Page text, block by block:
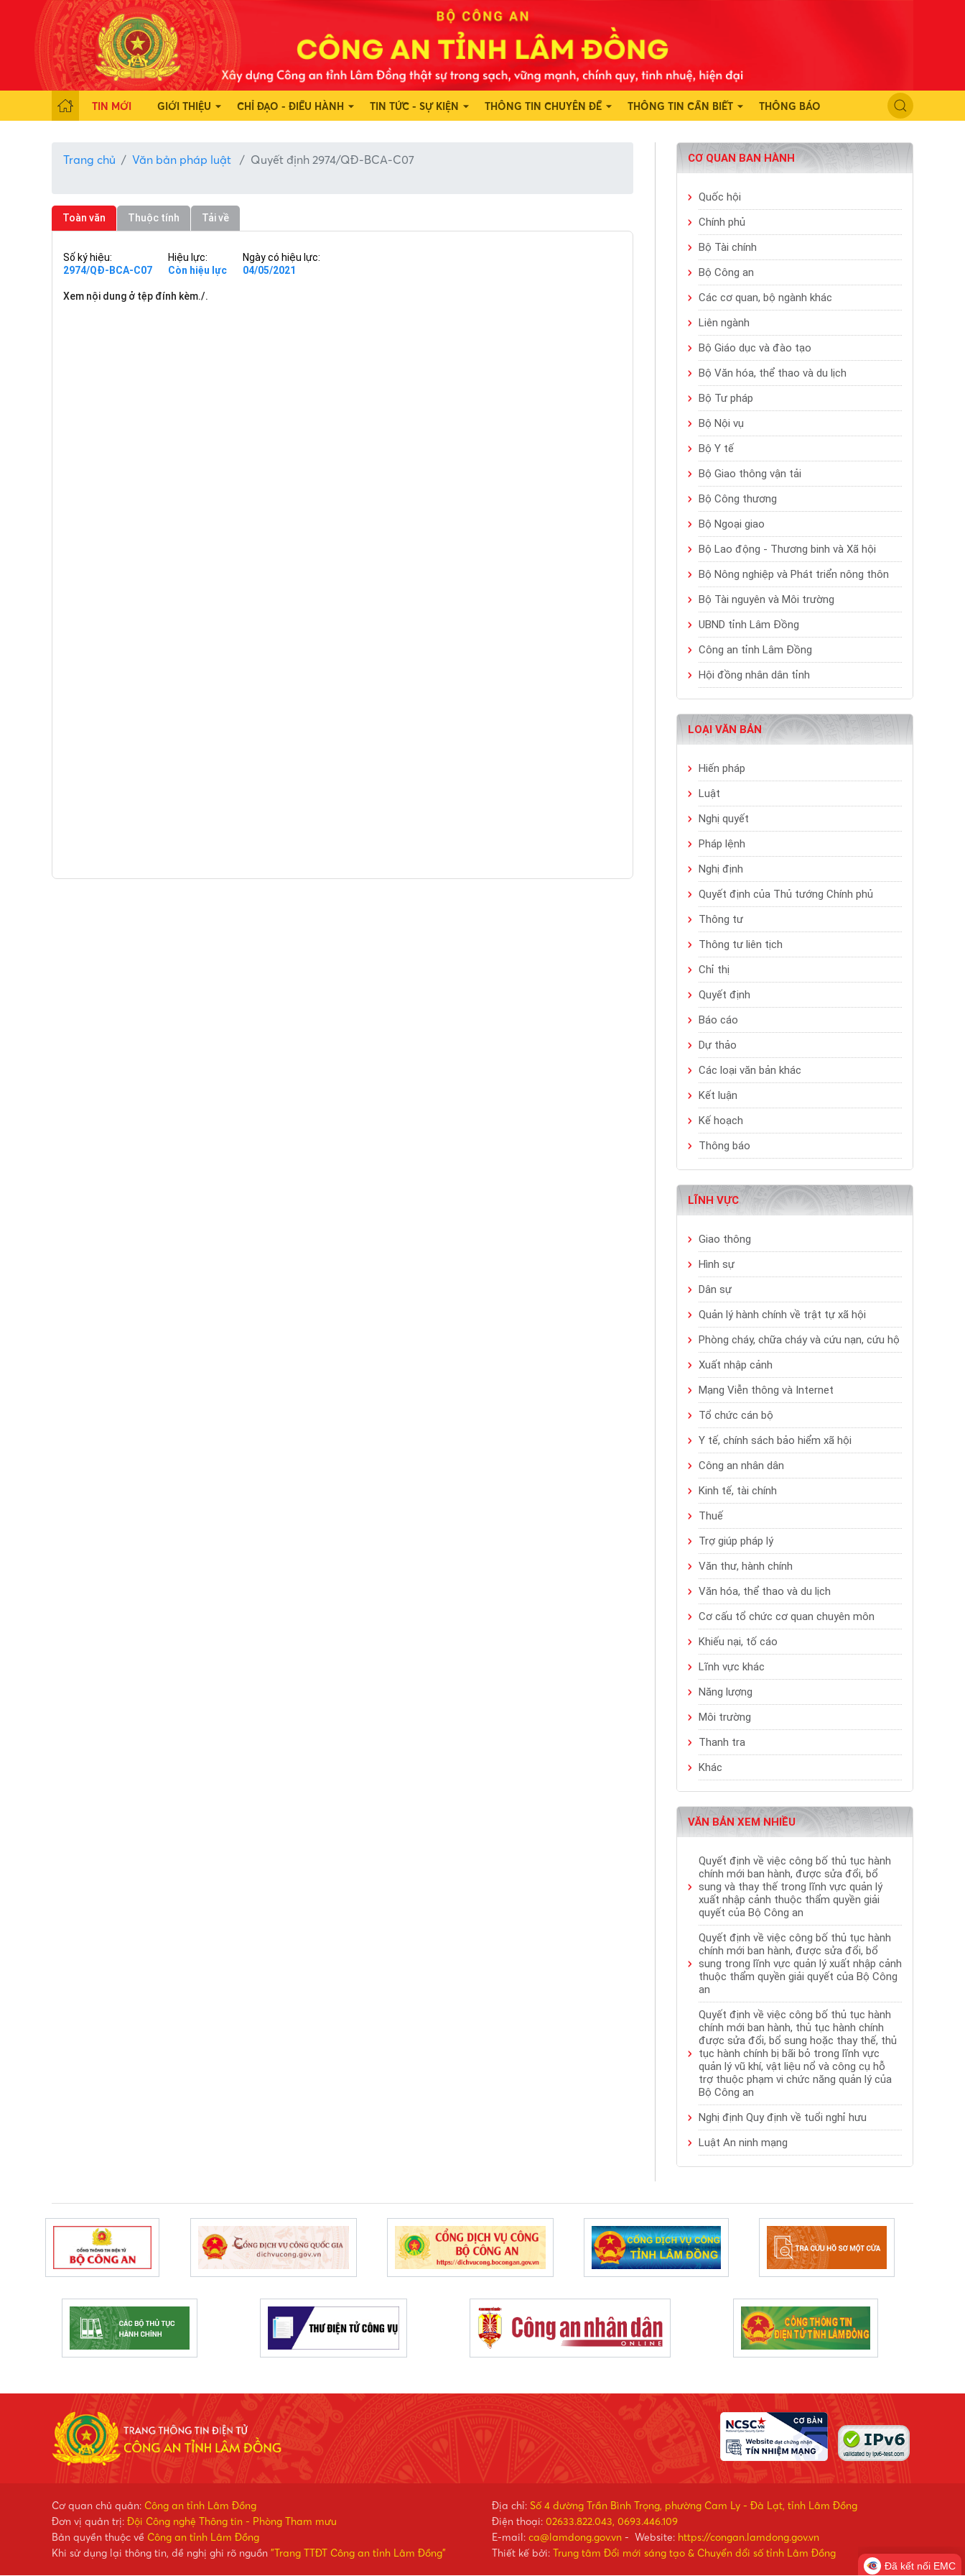
TIN MỚI GIỚI THIỆU CHỈ ĐẠO - ĐIỀU HÀNH TIN TỨC - SỰ KIỆN THÔNG TIN CHUYÊN ĐỀ THÔNG TIN CẦN BIẾT THÔNG BÁO
Trang chủ Văn bản pháp luật Quyết định 2974/QĐ-BCA-C07
Toàn văn Thuộc tính Tải về
Số ký hiệu:
2974/QĐ-BCA-C07
Hiệu lực:
Còn hiệu lực
Ngày có hiệu lực:
04/05/2021
Xem nội dung ở tệp đính kèm./.
CƠ QUAN BAN HÀNH
Quốc hội
Chính phủ
Bộ Tài chính
Bộ Công an
Các cơ quan, bộ ngành khác
Liên ngành
Bộ Giáo dục và đào tạo
Bộ Văn hóa, thể thao và du lịch
Bộ Tư pháp
Bộ Nội vụ
Bộ Y tế
Bộ Giao thông vận tải
Bộ Công thương
Bộ Ngoại giao
Bộ Lao động - Thương binh và Xã hội
Bộ Nông nghiệp và Phát triển nông thôn
Bộ Tài nguyên và Môi trường
UBND tỉnh Lâm Đồng
Công an tỉnh Lâm Đồng
Hội đồng nhân dân tỉnh
LOẠI VĂN BẢN
Hiến pháp
Luật
Nghị quyết
Pháp lệnh
Nghị định
Quyết định của Thủ tướng Chính phủ
Thông tư
Thông tư liên tịch
Chỉ thị
Quyết định
Báo cáo
Dự thảo
Các loại văn bản khác
Kết luận
Kế hoạch
Thông báo
LĨNH VỰC
Giao thông
Hình sự
Dân sự
Quản lý hành chính về trật tự xã hội
Phòng cháy, chữa cháy và cứu nạn, cứu hộ
Xuất nhập cảnh
Mạng Viễn thông và Internet
Tổ chức cán bộ
Y tế, chính sách bảo hiểm xã hội
Công an nhân dân
Kinh tế, tài chính
Thuế
Trợ giúp pháp lý
Văn thư, hành chính
Văn hóa, thể thao và du lịch
Cơ cấu tổ chức cơ quan chuyên môn
Khiếu nại, tố cáo
Lĩnh vực khác
Năng lượng
Môi trường
Thanh tra
Khác
VĂN BẢN XEM NHIỀU
Quyết định về việc công bố thủ tục hành
chính mới ban hành, được sửa đổi, bổ
sung và thay thế trong lĩnh vực quản lý
xuất nhập cảnh thuộc thẩm quyền giải
quyết của Bộ Công an
Quyết định về việc công bố thủ tục hành
chính mới ban hành, được sửa đổi, bổ
sung trong lĩnh vực quản lý xuất nhập cảnh
thuộc thẩm quyền giải quyết của Bộ Công
an
Quyết định về việc công bố thủ tục hành
chính mới ban hành, thủ tục hành chính
được sửa đổi, bổ sung hoặc thay thế, thủ
tục hành chính bị bãi bỏ trong lĩnh vực
quản lý vũ khí, vật liệu nổ và công cụ hỗ
trợ thuộc phạm vi chức năng quản lý của
Bộ Công an
Nghị định Quy định về tuổi nghỉ hưu
Luật An ninh mạng
Cơ quan chủ quản: Công an tỉnh Lâm Đồng
Đơn vị quản trị: Đội Công nghệ Thông tin - Phòng Tham mưu
Bản quyền thuộc về Công an tỉnh Lâm Đồng
Khi sử dụng lại thông tin, đề nghị ghi rõ nguồn "Trang TTĐT Công an tỉnh Lâm Đồng"
Địa chỉ: Số 4 đường Trần Bình Trọng, phường Cam Ly - Đà Lạt, tỉnh Lâm Đồng
Điện thoại: 02633.822.043, 0693.446.109
E-mail: ca@lamdong.gov.vn- Website: https://congan.lamdong.gov.vn
Thiết kế bởi: Trung tâm Đổi mới sáng tạo & Chuyển đổi số tỉnh Lâm Đồng
Đã kết nối EMC